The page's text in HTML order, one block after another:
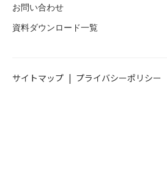
お問い合わせ
資料ダウンロード一覧
サイトマップ プライバシーポリシー